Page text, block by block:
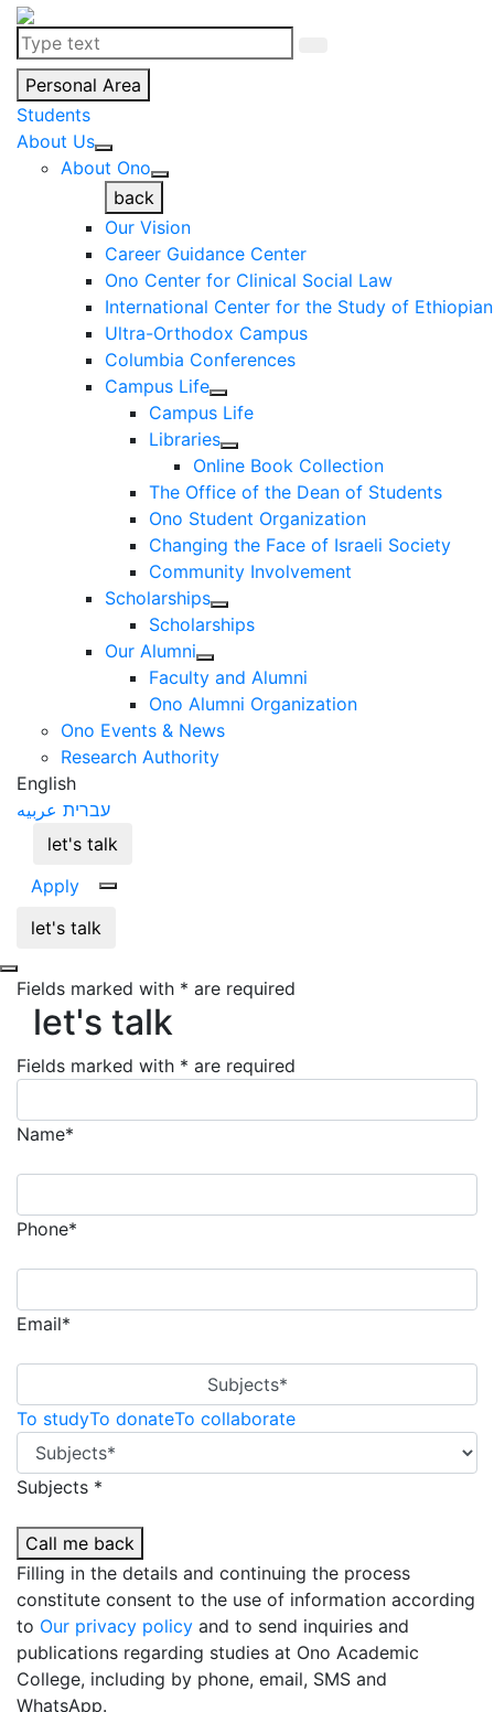
Personal Area
Students
About Us
About Ono
back
Our Vision
Career Guidance Center
Ono Center for Clinical Social Law
International Center for the Study of
Ultra-Orthodox Campus
Columbia Conferences
Campus Life
Campus Life
Libraries
Online Book Collection
The Office of the Dean of Students
Ono Student Organization
Changing the Face of Israeli Society
Community Involvement
Scholarships
Scholarships
Our Alumni
Faculty and Alumni
Ono Alumni Organization
Ono Events & News
Research Authority
English
עברית عربيه
let's talk
Apply
let's talk
let's talk
Fields marked with * are required
let's talk
Fields marked with * are required
Name*
Phone*
Email*
Subjects*
To studyTo donateTo collaborate
Subjects *
Call me back
Filling in the details and continuing the process
constitute consent to the use of information according
to Our privacy policy and to send inquiries and
publications regarding studies at Ono Academic
College, including by phone, email, SMS and
WhatsApp.